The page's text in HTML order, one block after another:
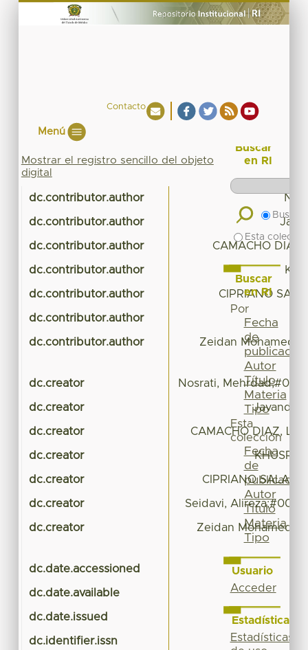
Contacto
Menú
Mostrar el registro sencillo del objeto
digital
dc.contributor.author
dc.contributor.author
dc.contributor.author CAMACHO DIAZ,
dc.contributor.author
dc.contributor.author CIPRIANO
dc.contributor.author
dc.contributor.author Zeidan Mohamed
dc.creator Nosrati,
dc.creator Javandel,
dc.creator CAMACHO DIAZ,
dc.creator
dc.creator CIPRIANO
dc.creator Seidavi,
dc.creator Zeidan Mohamed
dc.date.accessioned
dc.date.available
dc.date.issued
dc.identifier.issn
Buscar
en RI
Buscar
Esta
Buscar
en RI
Por
Fecha
de
publicación
Autor
Título
Materia
Tipo
Esta
colección
Fecha
de
publicación
Autor
Título
Materia
Tipo
Usuario
Acceder
Estadísticas
Estadísticas